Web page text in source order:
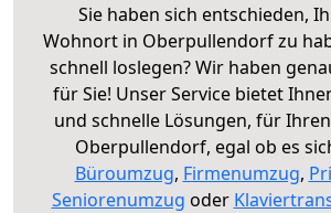
Sie haben sich entschieden,
Wohnort in Oberpullendorf zu
schnell loslegen? Wir haben
für Sie! Unser Service bietet
und schnelle Lösungen, für
Oberpullendorf, egal ob es
Büroumzug, Firmenumzug,
Seniorenumzug oder